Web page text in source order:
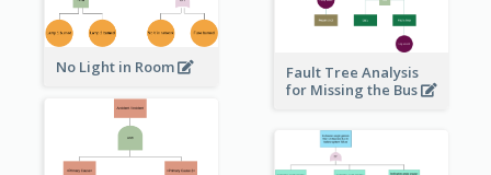
No Light in Room
Fault Tree Analysis
for Missing the Bus